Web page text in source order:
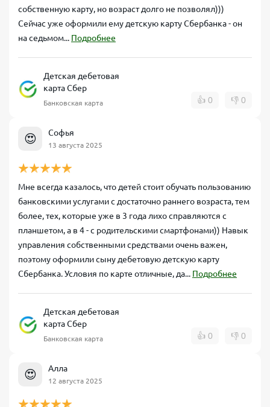
собственную карту, но возраст долго не позволял)))
Сейчас уже оформили ему детскую карту Сбербанка - он
на седьмом... Подробнее
Детская дебетовая
карта Сбер
Банковская карта 👍 0 👎 0
😍 Софья
13 августа 2025
Мне всегда казалось, что детей стоит обучать пользованию
банковскими услугами с достаточно раннего возраста, тем
более, тех, которые уже в 3 года лихо справляются с
планшетом, а в 4 - с родительскими смартфонами)) Навык
управления собственными средствами очень важен,
поэтому оформили сыну дебетовую детскую карту
Сбербанка. Условия по карте отличные, да... Подробнее
Детская дебетовая
карта Сбер
Банковская карта 👍 0 👎 0
😍 Алла
12 августа 2025